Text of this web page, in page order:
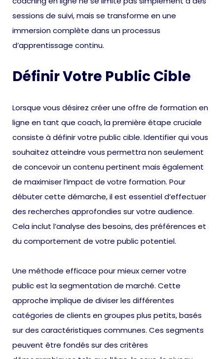
sessions de suivi, mais se transforme en une
immersion complète dans un processus
d’apprentissage continu.
Définir Votre Public Cible
Lorsque vous désirez créer une offre de formation en
ligne en tant que coach, la première étape cruciale
consiste à définir votre public cible. Identifier qui vous
souhaitez atteindre vous permettra non seulement
de concevoir un contenu pertinent mais également
de maximiser l’impact de votre formation. Pour
débuter cette démarche, il est essentiel d’effectuer
des recherches approfondies sur votre audience.
Cela inclut l’analyse des besoins, des préférences et
du comportement de votre public potentiel.
Une méthode efficace pour mieux cerner votre
public est la segmentation de marché. Cette
approche implique de diviser les différentes
catégories de clients en groupes plus petits, basés
sur des caractéristiques communes. Ces segments
peuvent être fondés sur des critères